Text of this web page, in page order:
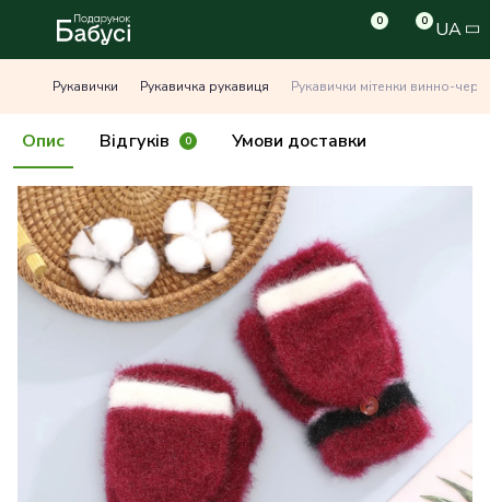
0 0 UA
Рукавички Рукавичка рукавиця Рукавички мітенки винно-
Опис Відгуків 0 Умови доставки